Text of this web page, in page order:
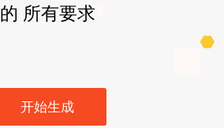
的 所有要求
开始生成